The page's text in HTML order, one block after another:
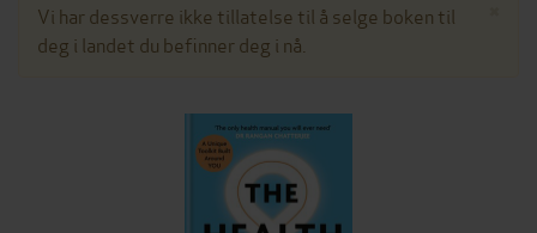
Vi har dessverre ikke tillatelse til å selge boken til
deg i landet du befinner deg i nå.